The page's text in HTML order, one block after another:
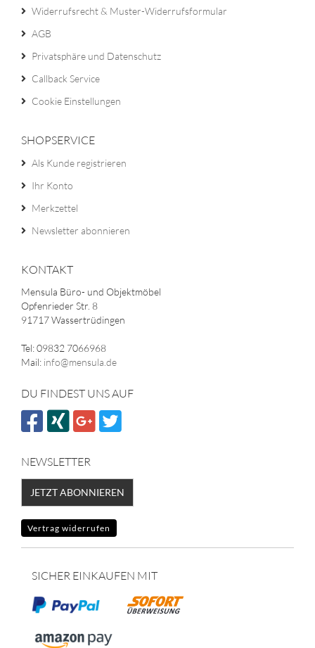
Widerrufsrecht & Muster-Widerrufsformular
AGB
Privatsphäre und Datenschutz
Callback Service
Cookie Einstellungen
SHOPSERVICE
Als Kunde registrieren
Ihr Konto
Merkzettel
Newsletter abonnieren
KONTAKT
Mensula Büro- und Objektmöbel
Opfenrieder Str. 8
91717 Wassertrüdingen
Tel: 09832 7066968
Mail: info@mensula.de
DU FINDEST UNS AUF
NEWSLETTER
JETZT ABONNIEREN
Vertrag widerrufen
SICHER EINKAUFEN MIT